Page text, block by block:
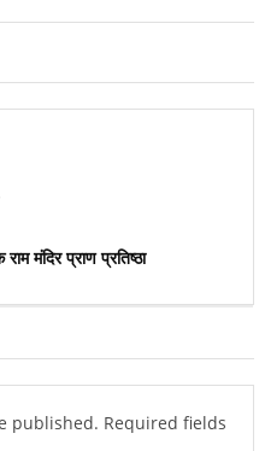
राम मंदिर प्राण प्रतिष्ठा
published. Required fields